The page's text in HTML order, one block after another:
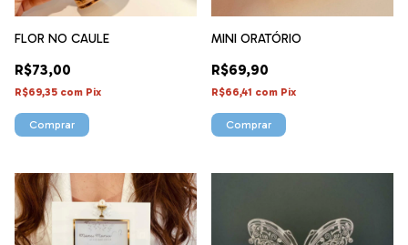
FLOR NO CAULE
R$73,00
R$69,35 com Pix
Comprar
MINI ORATÓRIO
R$69,90
R$66,41 com Pix
Comprar